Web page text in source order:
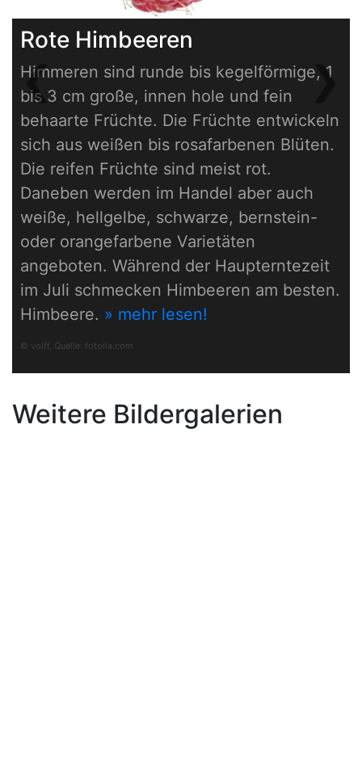
Rote Himbeeren
Himmeren sind runde bis kegelförmige, 1
bis 3 cm große, innen hole und fein
behaarte Früchte. Die Früchte entwickeln
sich aus weißen bis rosafarbenen Blüten.
Die reifen Früchte sind meist rot.
Daneben werden im Handel aber auch
weiße, hellgelbe, schwarze, bernstein-
oder orangefarbene Varietäten
angeboten. Während der Haupterntezeit
im Juli schmecken Himbeeren am besten.
Himbeere. » mehr lesen!
© volff, Quelle: fotolia.com
❮Previous ❯
Weitere Bildergalerien